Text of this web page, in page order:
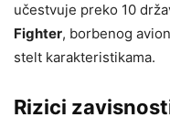
učestvuje preko 10
Fighter, borbenog
stelt karakteristikama.
Rizici